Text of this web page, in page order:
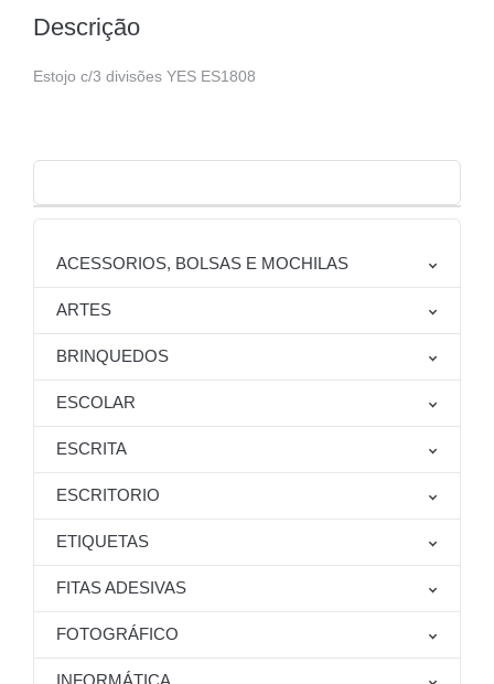
Descrição
Estojo c/3 divisões YES ES1808
ACESSORIOS, BOLSAS E MOCHILAS
ARTES
BRINQUEDOS
ESCOLAR
ESCRITA
ESCRITORIO
ETIQUETAS
FITAS ADESIVAS
FOTOGRÁFICO
INFORMÁTICA